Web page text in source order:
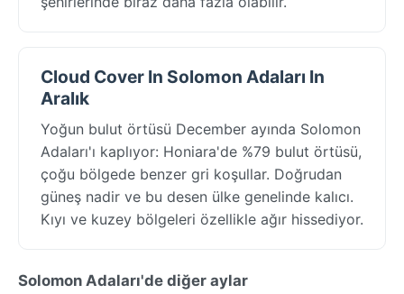
Cloud Cover In Solomon Adaları In
Aralık
Yoğun bulut örtüsü December ayında Solomon
Adaları'ı kaplıyor: Honiara'de %79 bulut örtüsü,
çoğu bölgede benzer gri koşullar. Doğrudan
güneş nadir ve bu desen ülke genelinde kalıcı.
Kıyı ve kuzey bölgeleri özellikle ağır hissediyor.
Solomon Adaları'de diğer aylar